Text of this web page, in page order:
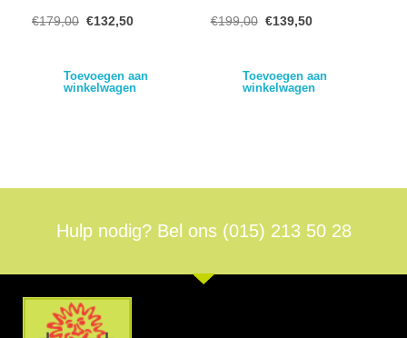
€179,00 €132,50
Toevoegen aan
winkelwagen
€199,00 €139,50
Toevoegen aan
winkelwagen
Hulp nodig? Bel ons (015) 213 50 28